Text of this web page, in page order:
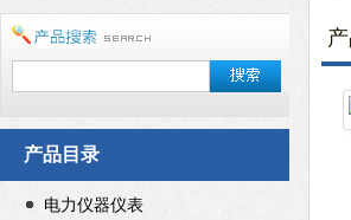
产品目录
电力仪器仪表